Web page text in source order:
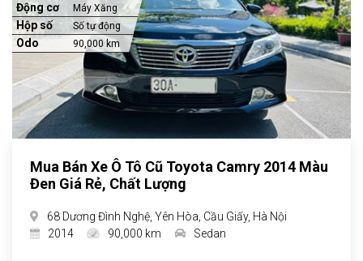
Động cơ Máy Xăng
Hộp số Số tự động
Odo 90,000 km
Mua Bán Xe Ô Tô Cũ Toyota Camry 2014 Màu
Đen Giá Rẻ, Chất Lượng
68 Dương Đình Nghệ, Yên Hòa, Cầu Giấy, Hà Nội
2014
90,000 km Sedan